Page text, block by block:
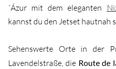
´Ázur mit dem eleganten
kannst du den Jetset hautnah
Sehenswerte Orte in der
Lavendelstraße, die Route de